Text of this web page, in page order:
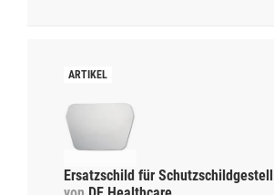
Ersatzschild für Schutzschildgestell